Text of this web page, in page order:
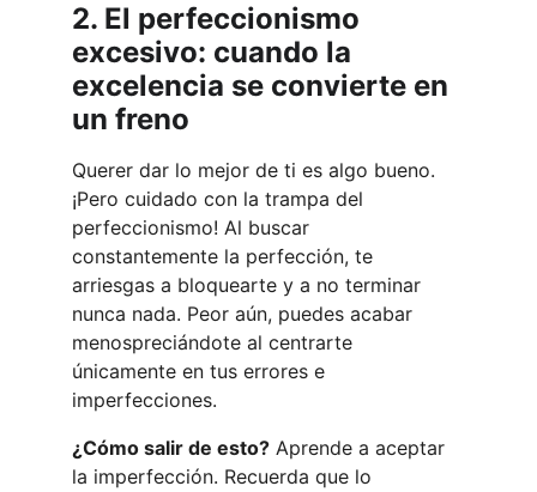
2. El perfeccionismo
excesivo: cuando la
excelencia se convierte en
un freno
Querer dar lo mejor de ti es algo bueno.
¡Pero cuidado con la trampa del
perfeccionismo! Al buscar
constantemente la perfección, te
arriesgas a bloquearte y a no terminar
nunca nada. Peor aún, puedes acabar
menospreciándote al centrarte
únicamente en tus errores e
imperfecciones.
¿Cómo salir de esto? Aprende a aceptar
la imperfección. Recuerda que lo